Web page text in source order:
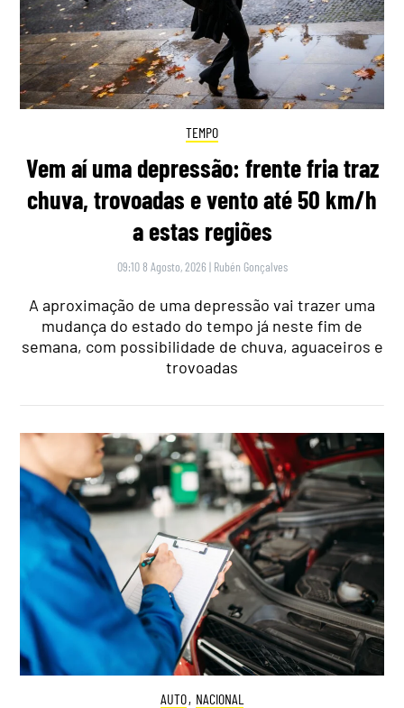
TEMPO
Vem aí uma depressão: frente fria traz
chuva, trovoadas e vento até 50 km/h
a estas regiões
09:10 8 Agosto, 2026 | Rubén Gonçalves
A aproximação de uma depressão vai trazer uma
mudança do estado do tempo já neste fim de
semana, com possibilidade de chuva, aguaceiros e
trovoadas
AUTO, NACIONAL